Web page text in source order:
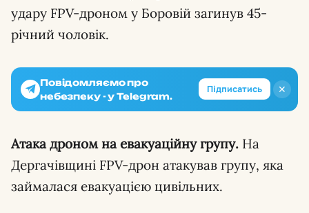
удару FPV-дроном у Боровій загинув 45-
річний чоловік.
✕
Повідомляємо про
небезпеку - у Telegram.
Підписатись
Атака дроном на евакуаційну групу. На
Дергачівщині FPV-дрон атакував групу, яка
займалася евакуацією цивільних.